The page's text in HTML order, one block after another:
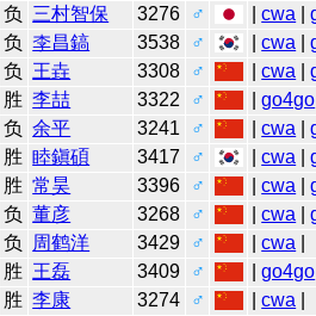
负 三村智保 3276 ♂ |cwa |
负 李昌鎬 3538 ♂ |cwa |
负 王垚 3308 ♂ |cwa |
胜 李喆 3322 ♂ |go4go
负 余平 3241 ♂ |cwa |
胜 睦鎭碩 3417 ♂ |cwa |
胜 常昊 3396 ♂ |cwa |
负 董彦 3268 ♂ |cwa |
负 周鹤洋 3429 ♂ |cwa
胜 王磊 3409 ♂ |go4go
胜 李康 3274 ♂ |cwa